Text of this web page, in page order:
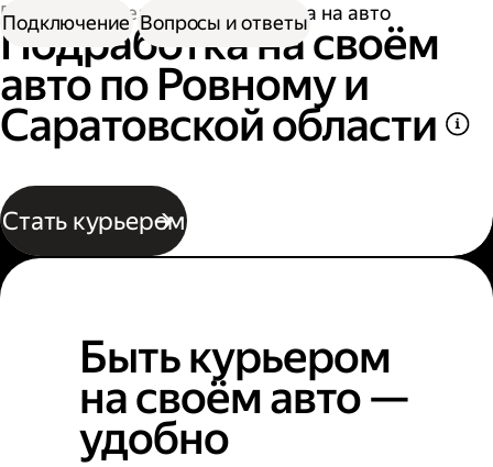
Работа водителем Подработка на авто
Подработка на своём
авто по Ровному и
Саратовской области
Стать курьером
Подключение Вопросы и ответы
Быть курьером
на своём авто —
удобно